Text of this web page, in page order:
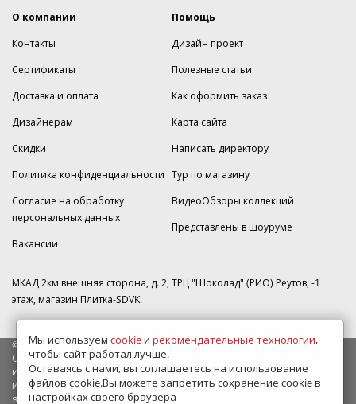
О компании
Контакты
Сертификаты
Доставка и оплата
Дизайнерам
Скидки
Политика конфиденциальности
Согласие на обработку
персональных данных
Вакансии
Помощь
Дизайн проект
Полезные статьи
Как оформить заказ
Карта сайта
Написать директору
Тур по магазину
ВидеоОбзоры коллекций
Представлены в шоуруме
МКАД 2км внешняя сторона, д. 2, ТРЦ "Шоколад" (РИО) Реутов, -1
этаж, магазин Плитка-SDVK.
© 2009—2026 г. Все права защищены
Обращаем Ваше внимание на то, что данный интернет-сайт носит
исключительно информационный характер и ни при каких условиях
информационные материалы и цены, размещенные на сайте, не
являются публичной офертой, определяемой положениями Статьи
Мы используем cookieи рекомендательные технологии,
чтобы сайт работал лучше.
Оставаясь с нами, вы соглашаетесь на использование
файлов cookie.Вы можете запретить сохранение cookie в
настройках своего браузера